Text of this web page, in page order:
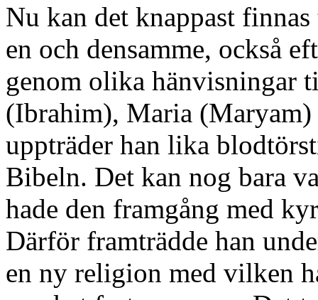
Nu kan det knappast
en och densamme, också
genom olika hänvisningar
(Ibrahim), Maria (Maryam)
uppträder han lika
Bibeln. Det kan nog bara
hade den framgång med
Därför framträdde han
en ny religion med vilken